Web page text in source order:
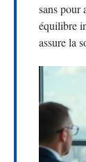
sans pour
équilibre
assure la